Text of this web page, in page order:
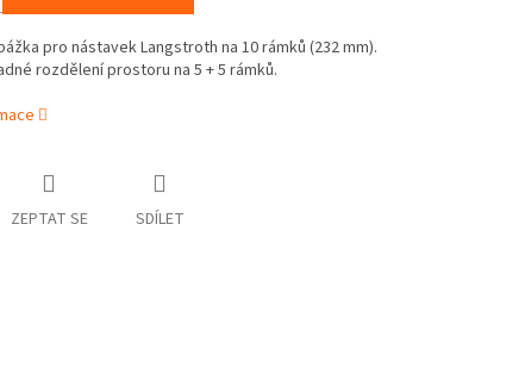
pro nástavek Langstroth na 10 rámků (232 mm).
rozdělení prostoru na 5 + 5 rámků.
ZEPTAT SE SDÍLET